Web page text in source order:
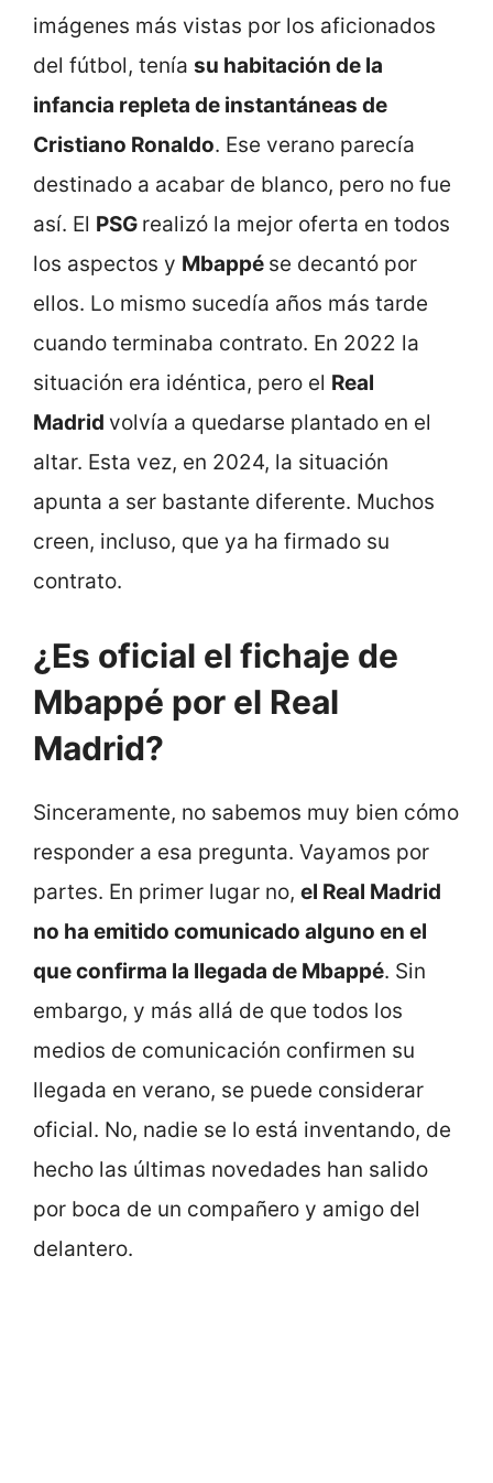
imágenes más vistas por los aficionados
del fútbol, tenía su habitación de la
infancia repleta de instantáneas de
Cristiano Ronaldo. Ese verano parecía
destinado a acabar de blanco, pero no fue
así. El PSG realizó la mejor oferta en todos
los aspectos y Mbappé se decantó por
ellos. Lo mismo sucedía años más tarde
cuando terminaba contrato. En 2022 la
situación era idéntica, pero el Real
Madrid volvía a quedarse plantado en el
altar. Esta vez, en 2024, la situación
apunta a ser bastante diferente. Muchos
creen, incluso, que ya ha firmado su
contrato.
¿Es oficial el fichaje de
Mbappé por el Real
Madrid?
Sinceramente, no sabemos muy bien cómo
responder a esa pregunta. Vayamos por
partes. En primer lugar no, el Real Madrid
no ha emitido comunicado alguno en el
que confirma la llegada de Mbappé. Sin
embargo, y más allá de que todos los
medios de comunicación confirmen su
llegada en verano, se puede considerar
oficial. No, nadie se lo está inventando, de
hecho las últimas novedades han salido
por boca de un compañero y amigo del
delantero.